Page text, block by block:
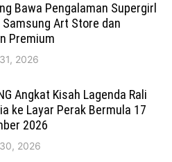
Bawa Pengalaman Supergirl
Samsung Art Store dan
Premium
2026
Angkat Kisah Lagenda Rali
ke Layar Perak Bermula 17
2026
2026